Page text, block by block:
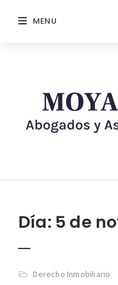
MENU
Día: 5 de
Derecho Inmobiliario